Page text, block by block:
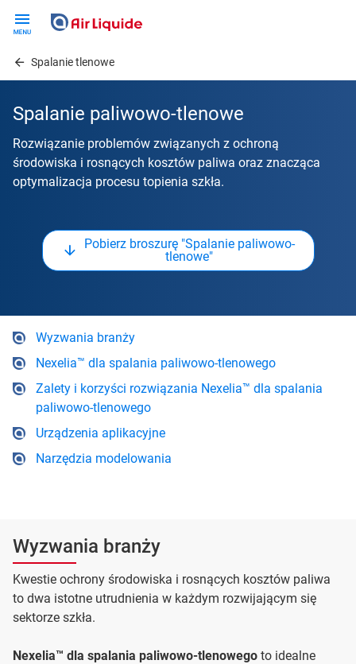
contentSpalanie tlenowe
Spalanie paliwowo-tlenowe
Rozwiązanie problemów związanych z ochroną
środowiska i rosnących kosztów paliwa oraz znacząca
optymalizacja procesu topienia szkła.
Pobierz broszurę "Spalanie paliwowo-
tlenowe"
Wyzwania branży
Nexelia™ dla spalania paliwowo-tlenowego
Zalety i korzyści rozwiązania Nexelia™ dla spalania
paliwowo-tlenowego
Urządzenia aplikacyjne
Narzędzia modelowania
Wyzwania branży
Kwestie ochrony środowiska i rosnących kosztów paliwa
to dwa istotne utrudnienia w każdym rozwijającym się
sektorze szkła.
Nexelia™ dla spalania paliwowo-tlenowego to idealne